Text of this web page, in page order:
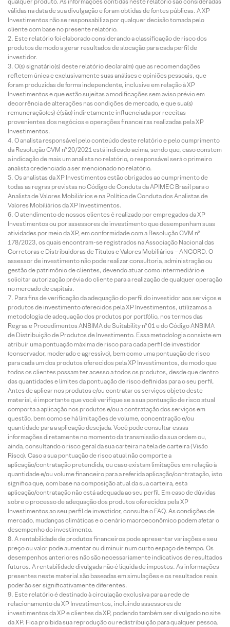
válidas na data de sua divulgação e foram obtidas de fontes públicas. A XP
Investimentos não se responsabiliza por qualquer decisão tomada pelo
cliente com base no presente relatório.
Este relatório foi elaborado considerando a classificação de risco dos
produtos de modo a gerar resultados de alocação para cada perfil de
investidor.
O(s) signatário(s) deste relatório declara(m) que as recomendações
refletem única e exclusivamente suas análises e opiniões pessoais, que
foram produzidas de forma independente, inclusive em relação à XP
Investimentos e que estão sujeitas a modificações sem aviso prévio em
decorrência de alterações nas condições de mercado, e que sua(s)
remuneração(es) é(são) indiretamente influenciada por receitas
provenientes dos negócios e operações financeiras realizadas pela XP
Investimentos.
O analista responsável pelo conteúdo deste relatório e pelo cumprimento
da Resolução CVM nº 20/2021 está indicado acima, sendo que, caso constem
a indicação de mais um analista no relatório, o responsável será o primeiro
analista credenciado a ser mencionado no relatório.
Os analistas da XP Investimentos estão obrigados ao cumprimento de
todas as regras previstas no Código de Conduta da APIMEC Brasil para o
Analista de Valores Mobiliários e na Política de Conduta dos Analistas de
Valores Mobiliários da XP Investimentos.
O atendimento de nossos clientes é realizado por empregados da XP
Investimentos ou por assessores de investimento que desempenham suas
atividades por meio da XP, em conformidade com a Resolução CVM nº
178/2023, os quais encontram-se registrados na Associação Nacional das
Corretoras e Distribuidoras de Títulos e Valores Mobiliários – ANCORD. O
assessor de investimento não pode realizar consultoria, administração ou
gestão de patrimônio de clientes, devendo atuar como intermediário e
solicitar autorização prévia do cliente para a realização de qualquer operação
no mercado de capitais.
Para fins de verificação da adequação do perfil do investidor aos serviços e
produtos de investimento oferecidos pela XP Investimentos, utilizamos a
metodologia de adequação dos produtos por portfólio, nos termos das
Regras e Procedimentos ANBIMA de Suitability nº 01 e do Código ANBIMA
de Distribuição de Produtos de Investimento. Essa metodologia consiste em
atribuir uma pontuação máxima de risco para cada perfil de investidor
(conservador, moderado e agressivo), bem como uma pontuação de risco
para cada um dos produtos oferecidos pela XP Investimentos, de modo que
todos os clientes possam ter acesso a todos os produtos, desde que dentro
das quantidades e limites da pontuação de risco definidas para o seu perfil.
Antes de aplicar nos produtos e/ou contratar os serviços objeto deste
material, é importante que você verifique se a sua pontuação de risco atual
comporta a aplicação nos produtos e/ou a contratação dos serviços em
questão, bem como se há limitações de volume, concentração e/ou
quantidade para a aplicação desejada. Você pode consultar essas
informações diretamente no momento da transmissão da sua ordem ou,
ainda, consultando o risco geral da sua carteira na tela de carteira (Visão
Risco). Caso a sua pontuação de risco atual não comporte a
aplicação/contratação pretendida, ou caso existam limitações em relação à
quantidade e/ou volume financeiro para a referida aplicação/contratação, isto
significa que, com base na composição atual da sua carteira, esta
aplicação/contratação não está adequada ao seu perfil. Em caso de dúvidas
sobre o processo de adequação dos produtos oferecidos pela XP
Investimentos ao seu perfil de investidor, consulte o FAQ. As condições de
mercado, mudanças climáticas e o cenário macroeconômico podem afetar o
desempenho do investimento.
A rentabilidade de produtos financeiros pode apresentar variações e seu
preço ou valor pode aumentar ou diminuir num curto espaço de tempo. Os
desempenhos anteriores não são necessariamente indicativos de resultados
futuros. A rentabilidade divulgada não é líquida de impostos. As informações
presentes neste material são baseadas em simulações e os resultados reais
poderão ser significativamente diferentes.
Este relatório é destinado à circulação exclusiva para a rede de
relacionamento da XP Investimentos, incluindo assessores de
investimentos da XP e clientes da XP, podendo também ser divulgado no site
da XP. Fica proibida sua reprodução ou redistribuição para qualquer pessoa,